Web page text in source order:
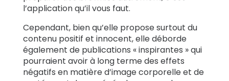
l’application qu’il vous faut.
Cependant, bien qu’elle propose surtout du
contenu positif et innocent, elle déborde
également de publications « inspirantes » qui
pourraient avoir à long terme des effets
négatifs en matière d’image corporelle et de